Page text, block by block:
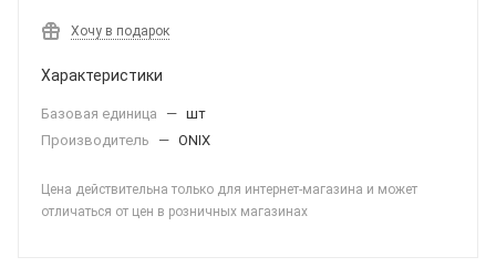
Хочу в подарок
Характеристики
Базовая единица — шт
Производитель
— ONIX
Цена действительна только для интернет-магазина и может
отличаться от цен в розничных магазинах